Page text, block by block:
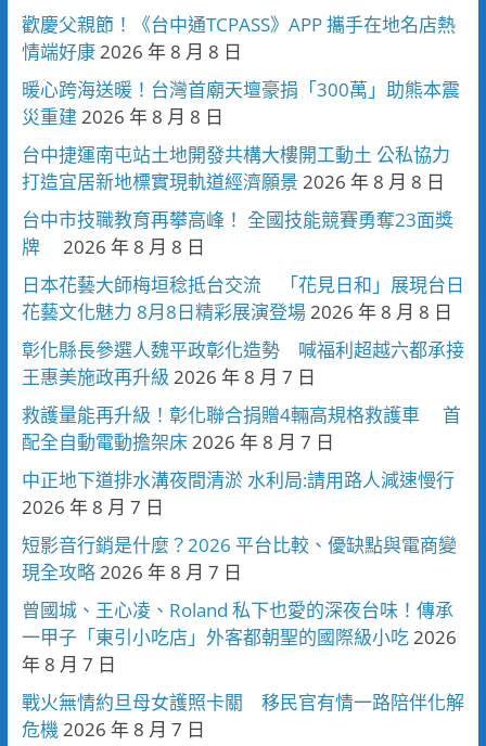
歡慶父親節！《台中通TCPASS》APP 攜手在地名店熱
情端好康2026 年 8 月 8 日
暖心跨海送暖！台灣首廟天壇豪捐「300萬」助熊本震
災重建 2026 年 8 月 8 日
台中捷運南屯站土地開發共構大樓開工動土 公私協力
打造宜居新地標實現軌道經濟願景 2026 年 8 月 8 日
台中市技職教育再攀高峰！ 全國技能競賽勇奪23面獎
牌
2026 年 8 月 8 日
日本花藝大師梅垣稔抵台交流 「花見日和」展現台日
花藝文化魅力 8月8日精彩展演登場2026 年 8 月 8 日
彰化縣長參選人魏平政彰化造勢 喊福利超越六都承接
王惠美施政再升級 2026 年 8 月 7 日
救護量能再升級！彰化聯合捐贈4輛高規格救護車 首
配全自動電動擔架床2026 年 8 月 7 日
中正地下道排水溝夜間清淤 水利局:請用路人減速慢行
2026 年 8 月 7 日
短影音行銷是什麼？2026 平台比較、優缺點與電商變
現全攻略2026 年 8 月 7 日
曾國城、王心凌、Roland 私下也愛的深夜台味！傳承
一甲子「東引小吃店」外客都朝聖的國際級小吃2026
年 8 月 7 日
戰火無情約旦母女護照卡關 移民官有情一路陪伴化解
危機2026 年 8 月 7 日